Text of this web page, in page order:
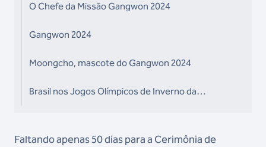
O Chefe da Missão Gangwon 2024
Gangwon 2024
Moongcho, mascote do Gangwon 2024
Brasil nos Jogos Olímpicos de Inverno da
Faltando apenas 50 dias para a Cerimônia de